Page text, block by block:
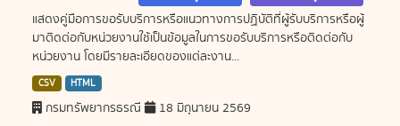
แสดงคู่มือการขอรับบริการหรือแนวทางการปฏิบัติที่ผู้รับบริการหรือผู้
มาติดต่อกับหน่วยงานใช้เป็นข้อมูลในการขอรับบริการหรือติดต่อกับ
หน่วยงาน โดยมีรายละเอียดของแต่ละงาน...
CSV HTML
กรมทรัพยากรธรณี 18 มิถุนายน 2569